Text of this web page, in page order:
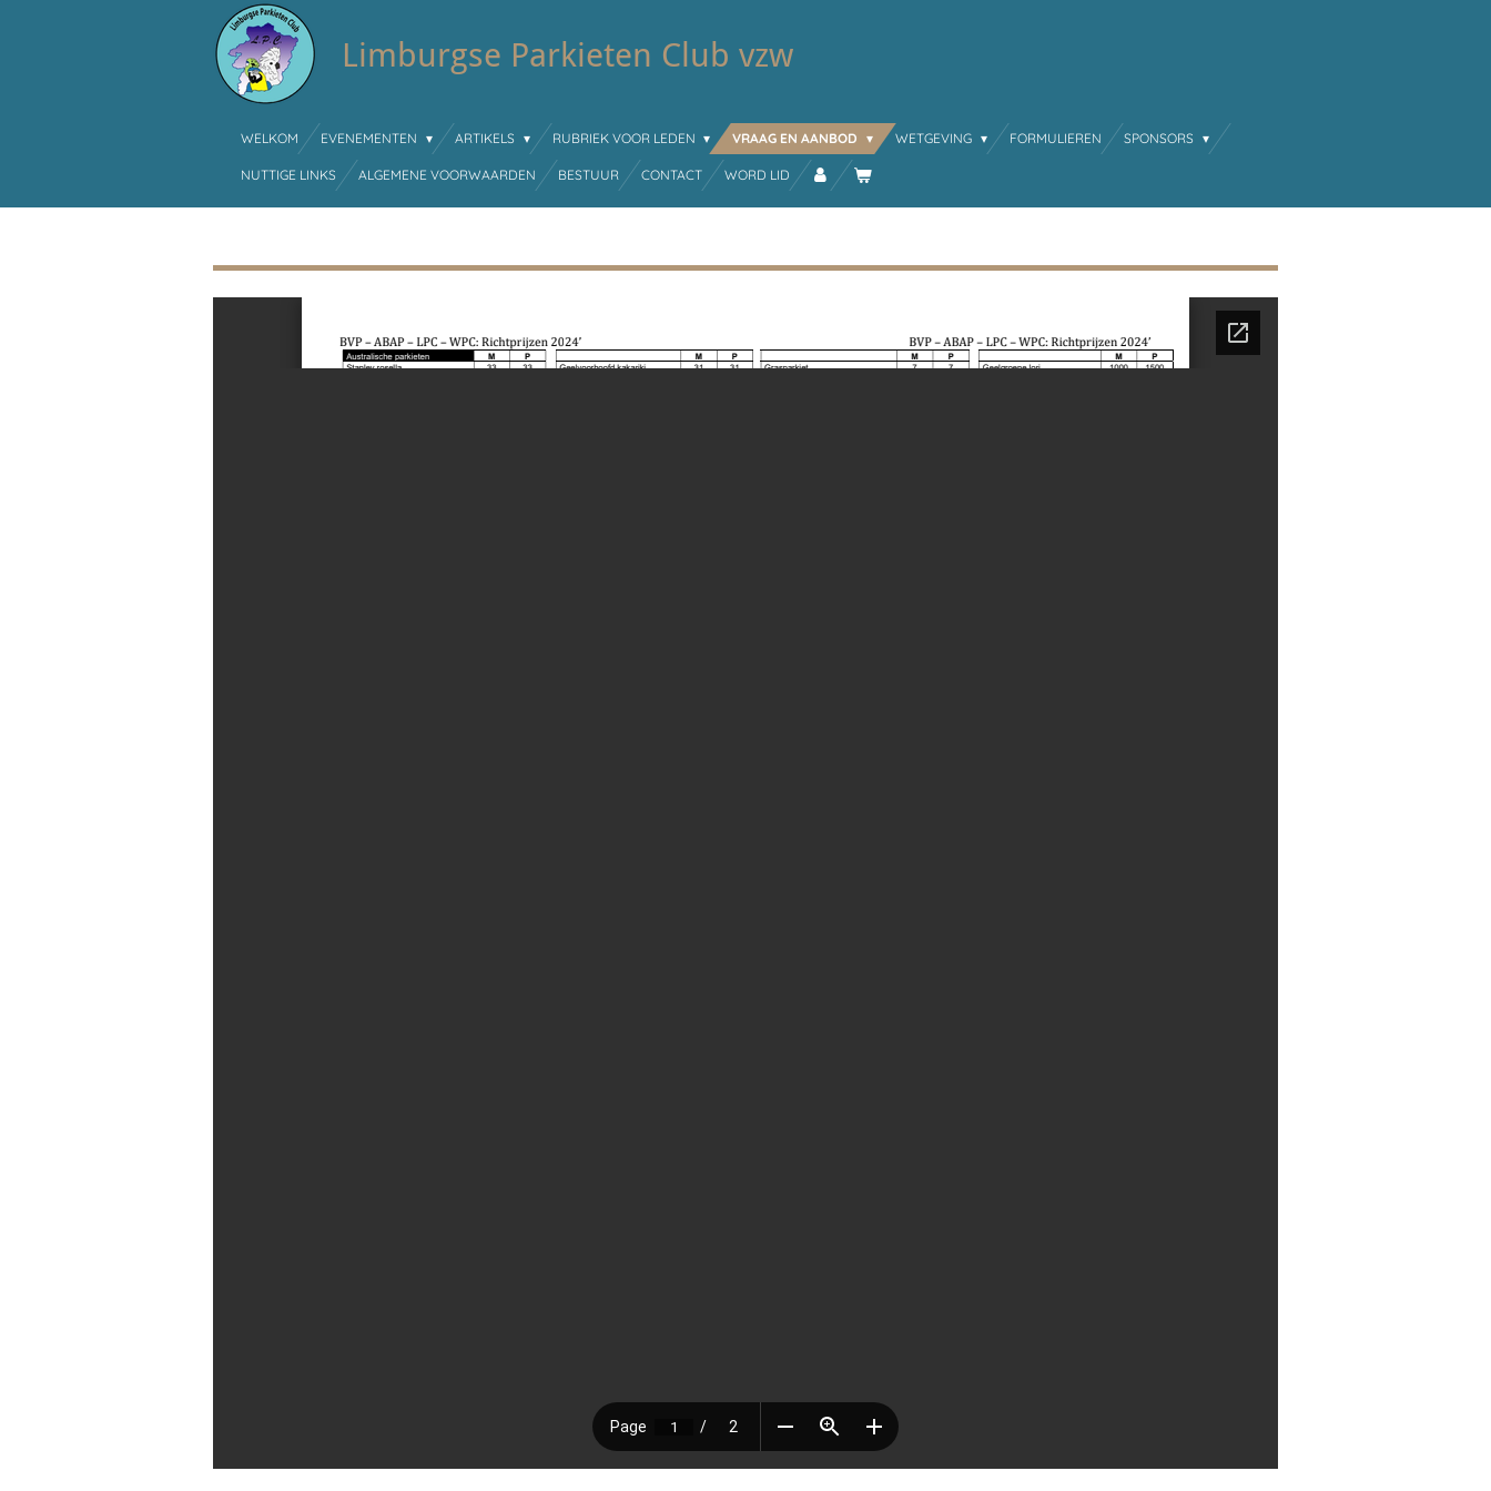
Limburgse Parkieten Club vzw
WELKOM EVENEMENTEN ARTIKELS RUBRIEK VOOR LEDEN VRAAG EN AANBOD WETGEVING FORMULIEREN SPONSORS
NUTTIGE LINKS ALGEMENE VOORWAARDEN BESTUUR CONTACT WORD LID